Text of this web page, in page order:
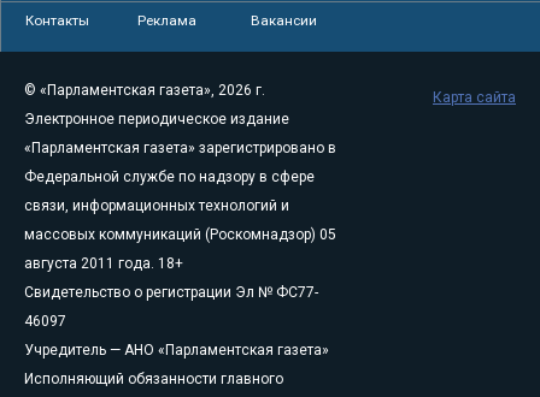
Контакты Реклама Вакансии
© «Парламентская газета», 2026 г.
Электронное периодическое издание
«Парламентская газета» зарегистрировано в
Федеральной службе по надзору в сфере
связи, информационных технологий и
массовых коммуникаций (Роскомнадзор) 05
августа 2011 года. 18+
Свидетельство о регистрации Эл № ФС77-
46097
Учредитель — АНО «Парламентская газета»
Исполняющий обязанности главного
Карта сайта